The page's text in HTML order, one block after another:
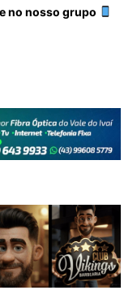
no nosso grupo